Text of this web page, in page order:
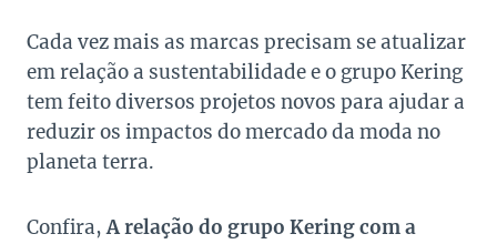
Cada vez mais as marcas precisam se atualizar
em relação a sustentabilidade e o grupo Kering
tem feito diversos projetos novos para ajudar a
reduzir os impactos do mercado da moda no
planeta terra.
Confira,A relação do grupo Kering com a